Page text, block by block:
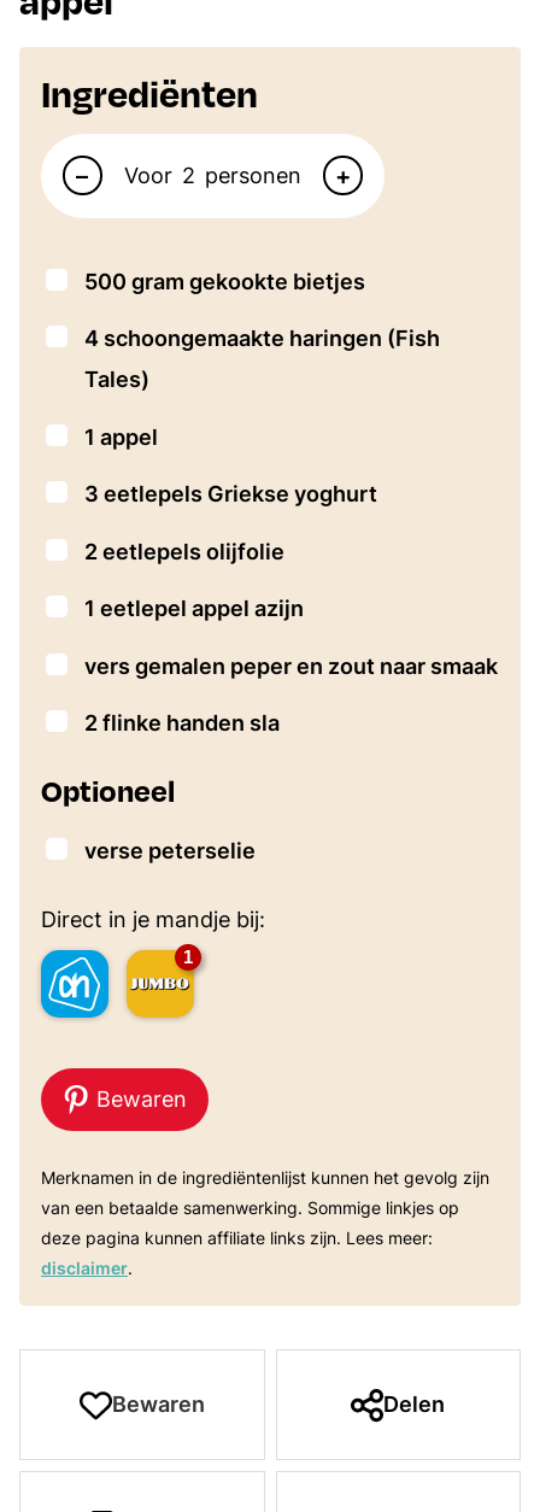
Ingrediënten
Aantal personen
– Voor personen +
▢
500 gram gekookte bietjes
▢
4 schoongemaakte haringen (Fish
Tales)
▢
1 appel
▢
3 eetlepels Griekse yoghurt
▢
2eetlepels olijfolie
▢
1 eetlepel appel azijn
▢
vers gemalen peper en zout naar smaak
▢
2flinke handen sla
Optioneel
▢
verse peterselie
Direct in je mandje bij:
1
Bewaren
Merknamen in de ingrediëntenlijst kunnen het gevolg zijn
van een betaalde samenwerking. Sommige linkjes op
deze pagina kunnen affiliate links zijn. Lees meer:
disclaimer.
Bewaren Delen